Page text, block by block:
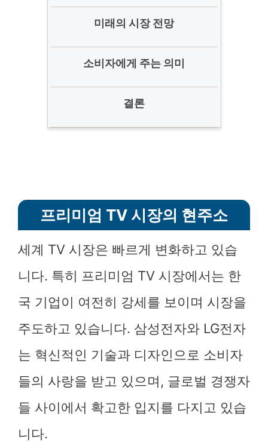
미래의 시장 전망
소비자에게 주는 의미
결론
프리미엄 TV 시장의 현주소
세계 TV 시장은 빠르게 변화하고 있습
니다. 특히 프리미엄 TV 시장에서는 한
국 기업이 여전히 강세를 보이며 시장을
주도하고 있습니다. 삼성전자와 LG전자
는 혁신적인 기술과 디자인으로 소비자
들의 사랑을 받고 있으며, 글로벌 경쟁자
들 사이에서 확고한 입지를 다지고 있습
니다.